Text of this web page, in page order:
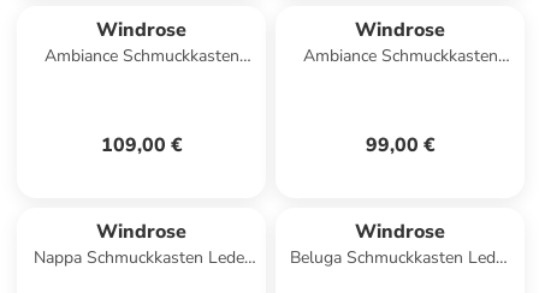
Windrose
Ambiance Schmuckkasten
109,00 €
Windrose
Ambiance Schmuckkasten
99,00 €
Windrose
Nappa Schmuckkasten Leder
Windrose
Beluga Schmuckkasten Leder